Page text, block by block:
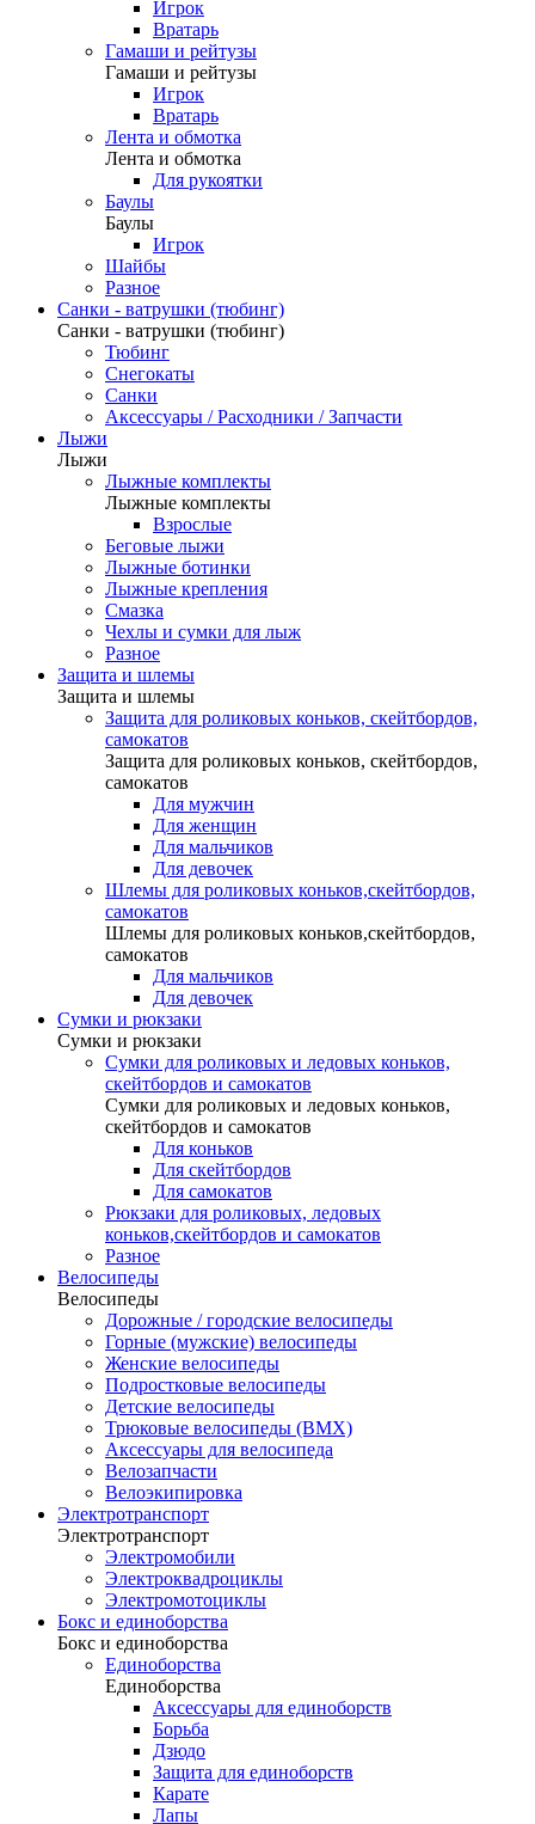
Игрок
Вратарь
Гамаши и рейтузы
Гамаши и рейтузы
Игрок
Вратарь
Лента и обмотка
Лента и обмотка
Для рукоятки
Баулы
Баулы
Игрок
Шайбы
Разное
Санки - ватрушки (тюбинг)
Санки - ватрушки (тюбинг)
Тюбинг
Снегокаты
Санки
Аксессуары / Расходники / Запчасти
Лыжи
Лыжи
Лыжные комплекты
Лыжные комплекты
Взрослые
Беговые лыжи
Лыжные ботинки
Лыжные крепления
Смазка
Чехлы и сумки для лыж
Разное
Защита и шлемы
Защита и шлемы
Защита для роликовых коньков, скейтбордов,
самокатов
Защита для роликовых коньков, скейтбордов,
самокатов
Для мужчин
Для женщин
Для мальчиков
Для девочек
Шлемы для роликовых коньков,скейтбордов,
самокатов
Шлемы для роликовых коньков,скейтбордов,
самокатов
Для мальчиков
Для девочек
Сумки и рюкзаки
Сумки и рюкзаки
Сумки для роликовых и ледовых коньков,
скейтбордов и самокатов
Сумки для роликовых и ледовых коньков,
скейтбордов и самокатов
Для коньков
Для скейтбордов
Для самокатов
Рюкзаки для роликовых, ледовых
коньков,скейтбордов и самокатов
Разное
Велосипеды
Велосипеды
Дорожные / городские велосипеды
Горные (мужские) велосипеды
Женские велосипеды
Подростковые велосипеды
Детские велосипеды
Трюковые велосипеды (BMX)
Аксессуары для велосипеда
Велозапчасти
Велоэкипировка
Электротранспорт
Электротранспорт
Электромобили
Электроквадроциклы
Электромотоциклы
Бокс и единоборства
Бокс и единоборства
Единоборства
Единоборства
Аксессуары для единоборств
Борьба
Дзюдо
Защита для единоборств
Карате
Лапы